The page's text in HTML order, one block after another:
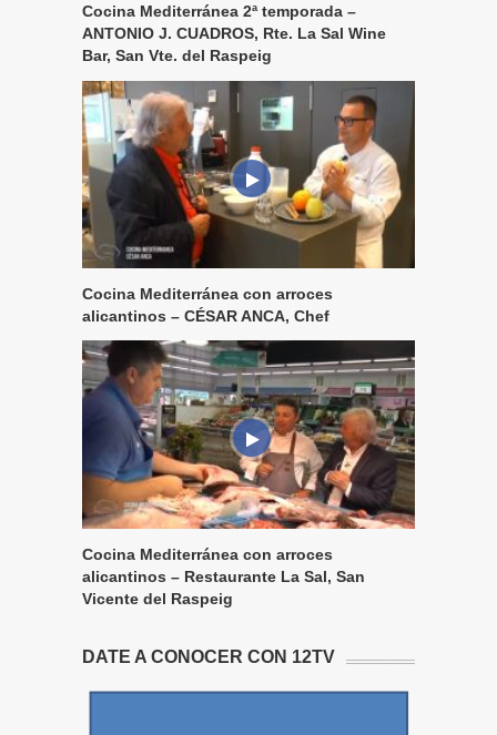
Cocina Mediterránea 2ª temporada –
ANTONIO J. CUADROS, Rte. La Sal Wine
Bar, San Vte. del Raspeig
Cocina Mediterránea con arroces
alicantinos – CÉSAR ANCA, Chef
Cocina Mediterránea con arroces
alicantinos – Restaurante La Sal, San
Vicente del Raspeig
DATE A CONOCER CON 12TV